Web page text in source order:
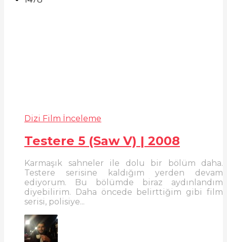
Dizi Film İnceleme
Testere 5 (Saw V) | 2008
Karmaşık sahneler ile dolu bir bölüm daha.
Testere serisine kaldığım yerden devam
ediyorum. Bu bölümde biraz aydınlandım
diyebilirim. Daha öncede belirttiğim gibi film
serisi, polisiye...